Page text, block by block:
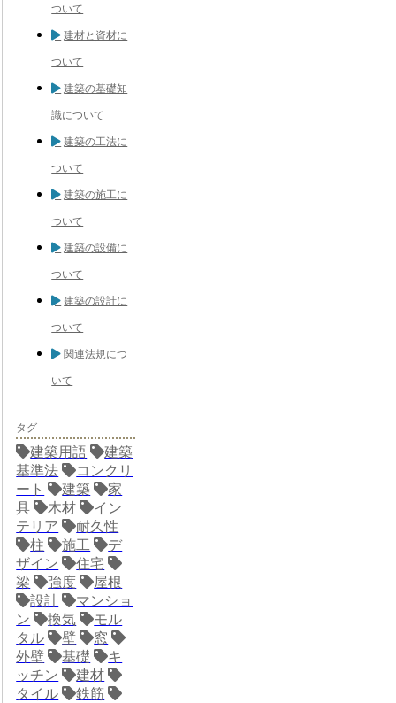
ついて
建材と資材に
ついて
建築の基礎知
識について
建築の工法に
ついて
建築の施工に
ついて
建築の設備に
ついて
建築の設計に
ついて
関連法規につ
いて
タグ
建築用語
建築
基準法
コンクリ
ート
建築
家
具
木材
イン
テリア
耐久性
柱
施工
デ
ザイン
住宅
梁
強度
屋根
設計
マンショ
ン
換気
モル
タル
壁
窓
外壁
基礎
キ
ッチン
建材
タイル
鉄筋